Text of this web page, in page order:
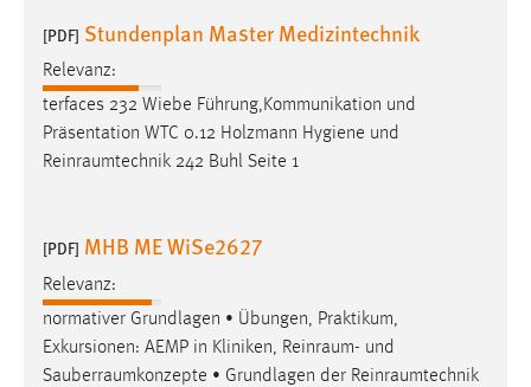
[PDF] Stundenplan Master Medizintechnik
Relevanz:
terfaces 232 Wiebe Führung,Kommunikation und
Präsentation WTC 0.12 Holzmann Hygiene und
Reinraumtechnik 242 Buhl Seite 1
[PDF] MHB ME WiSe2627
Relevanz:
normativer Grundlagen • Übungen, Praktikum,
Exkursionen: AEMP in Kliniken, Reinraum- und
Sauberraumkonzepte • Grundlagen der Reinraumtechnik